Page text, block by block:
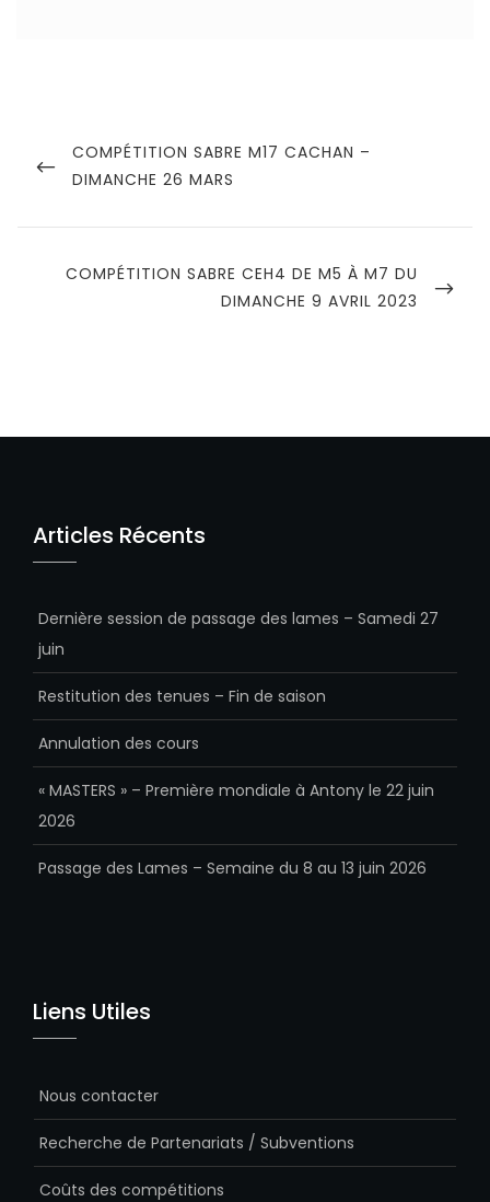
de
l’article
PREVIOUS
POST
COMPÉTITION SABRE M17 CACHAN –
DIMANCHE 26 MARS
NEXT
COMPÉTITION SABRE CEH4 DE M5 À M7 DU
DIMANCHE 9 AVRIL 2023
Articles Récents
Dernière session de passage des lames – Samedi 27
juin
Restitution des tenues – Fin de saison
Annulation des cours
« MASTERS » – Première mondiale à Antony le 22 juin
2026
Passage des Lames – Semaine du 8 au 13 juin 2026
Liens Utiles
Nous contacter
Recherche de Partenariats / Subventions
Coûts des compétitions